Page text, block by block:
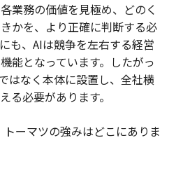
業務の価値を見極め、どのく
かを、より正確に判断する必
も、AIは競争を左右する経営
能となっています。したがっ
はなく本体に設置し、全社横
る必要があります。
トーマツの強みはどこにありま